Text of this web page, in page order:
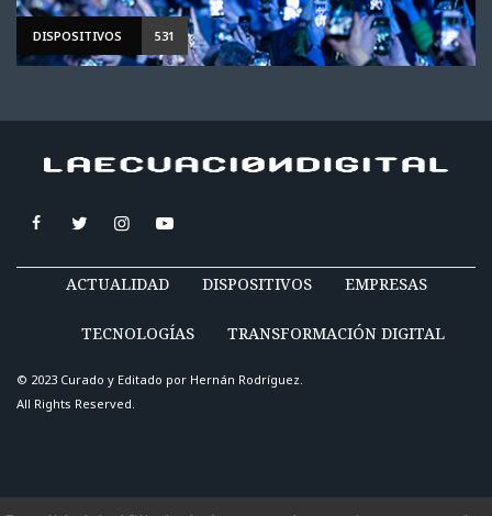
DISPOSITIVOS 531
ACTUALIDAD DISPOSITIVOS EMPRESAS
TECNOLOGÍAS TRANSFORMACIÓN DIGITAL
© 2023 Curado y Editado por Hernán Rodríguez.
All Rights Reserved.